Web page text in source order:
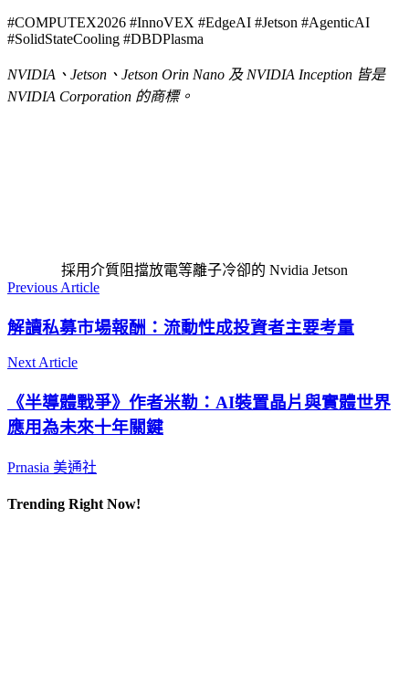
#COMPUTEX2026 #InnoVEX #EdgeAI #Jetson #AgenticAI
#SolidStateCooling #DBDPlasma
NVIDIA、Jetson、Jetson Orin Nano 及 NVIDIA Inception 皆是
NVIDIA Corporation 的商標。
採用介質阻擋放電等離子冷卻的 Nvidia Jetson
Previous Article
解讀私募市場報酬：流動性成投資者主要考量
Next Article
《半導體戰爭》作者米勒：AI裝置晶片與實體世界
應用為未來十年關鍵
Prnasia 美通社
Trending Right Now!